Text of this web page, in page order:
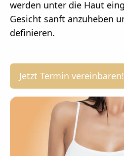
werden unter die Haut
Gesicht sanft anzuheben
definieren.
Jetzt Termin vereinbaren!